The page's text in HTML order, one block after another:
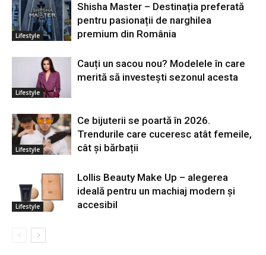
Lifestyle
Shisha Master – Destinația preferată
pentru pasionații de narghilea
premium din România
Lifestyle
Cauți un sacou nou? Modelele în care
merită să investești sezonul acesta
Lifestyle
Ce bijuterii se poartă în 2026.
Trendurile care cuceresc atât femeile,
cât și bărbații
Lifestyle
Lollis Beauty Make Up – alegerea
ideală pentru un machiaj modern și
accesibil